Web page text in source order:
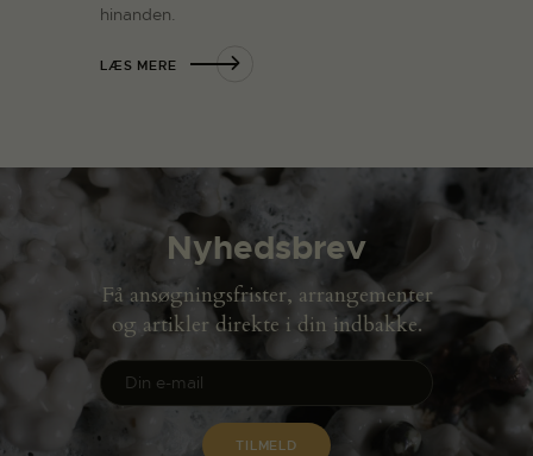
hinanden.
LÆS MERE
Nyhedsbrev
Få ansøgningsfrister, arrangementer
og artikler direkte i din indbakke.